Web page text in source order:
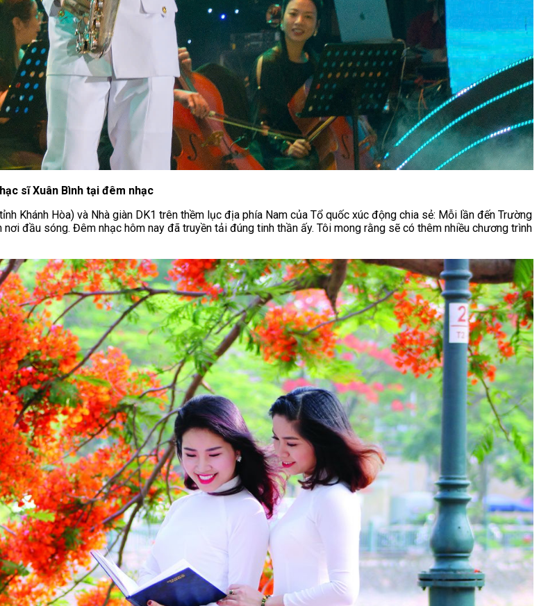
sĩ Xuân Bình tại đêm nhạc
Khánh Hòa) và Nhà giàn DK1 trên thềm lục địa phía Nam của Tổ quốc xúc động chia sẻ: Mỗi lần đến Trường
đầu sóng. Đêm nhạc hôm nay đã truyền tải đúng tinh thần ấy. Tôi mong rằng sẽ có thêm nhiều chương trình